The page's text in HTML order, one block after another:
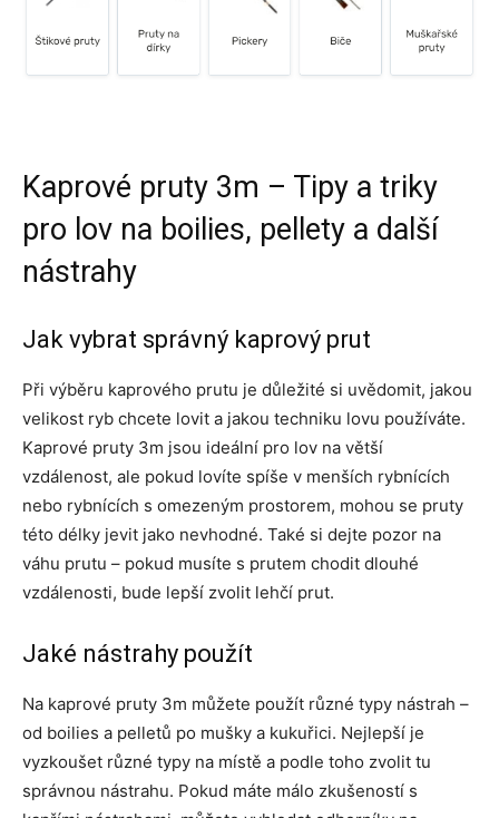
Kaprové pruty 3m – Tipy a triky
pro lov na boilies, pellety a další
nástrahy
Jak vybrat správný kaprový prut
Při výběru kaprového prutu je důležité si uvědomit, jakou
velikost ryb chcete lovit a jakou techniku lovu používáte.
Kaprové pruty 3m jsou ideální pro lov na větší
vzdálenost, ale pokud lovíte spíše v menších rybnících
nebo rybnících s omezeným prostorem, mohou se pruty
této délky jevit jako nevhodné. Také si dejte pozor na
váhu prutu – pokud musíte s prutem chodit dlouhé
vzdálenosti, bude lepší zvolit lehčí prut.
Jaké nástrahy použít
Na kaprové pruty 3m můžete použít různé typy nástrah –
od boilies a pelletů po mušky a kukuřici. Nejlepší je
vyzkoušet různé typy na místě a podle toho zvolit tu
správnou nástrahu. Pokud máte málo zkušeností s